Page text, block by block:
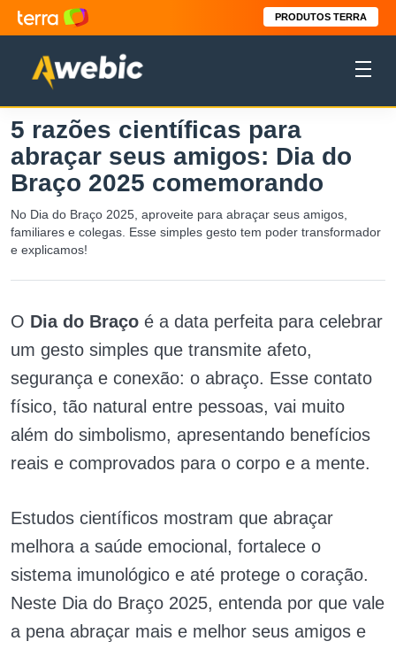
PRODUTOS TERRA
5 razões científicas para
abraçar seus amigos: Dia do
Braço 2025 comemorando
No Dia do Braço 2025, aproveite para abraçar seus amigos,
familiares e colegas. Esse simples gesto tem poder transformador
e explicamos!
O Dia do Braço é a data perfeita para celebrar
um gesto simples que transmite afeto,
segurança e conexão: o abraço. Esse contato
físico, tão natural entre pessoas, vai muito
além do simbolismo, apresentando benefícios
reais e comprovados para o corpo e a mente.
Estudos científicos mostram que abraçar
melhora a saúde emocional, fortalece o
sistema imunológico e até protege o coração.
Neste Dia do Braço 2025, entenda por que vale
a pena abraçar mais e melhor seus amigos e